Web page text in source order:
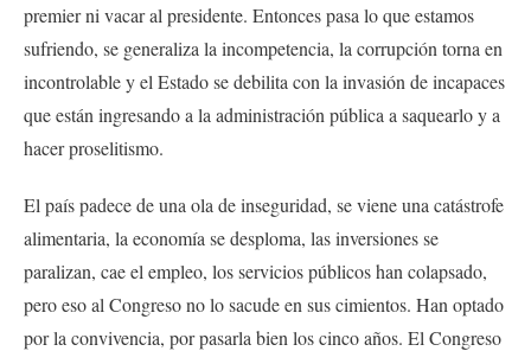
premier ni vacar al presidente. Entonces pasa lo que estamos
sufriendo, se generaliza la incompetencia, la corrupción torna en
incontrolable y el Estado se debilita con la invasión de incapaces
que están ingresando a la administración pública a saquearlo y a
hacer proselitismo.
El país padece de una ola de inseguridad, se viene una catástrofe
alimentaria, la economía se desploma, las inversiones se
paralizan, cae el empleo, los servicios públicos han colapsado,
pero eso al Congreso no lo sacude en sus cimientos. Han optado
por la convivencia, por pasarla bien los cinco años. El Congreso